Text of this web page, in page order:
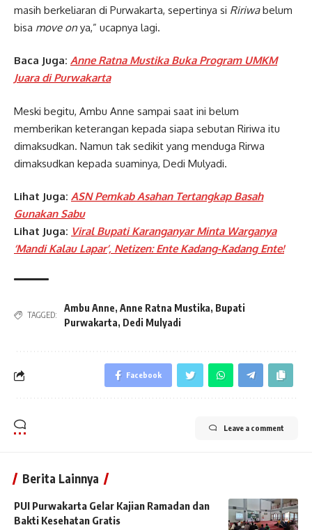
masih berkeliaran di Purwakarta, sepertinya si Ririwabelum
bisa move on ya,” ucapnya lagi.
Baca Juga: Anne Ratna Mustika Buka Program UMKM
Juara di Purwakarta
Meski begitu, Ambu Anne sampai saat ini belum
memberikan keterangan kepada siapa sebutan Ririwa itu
dimaksudkan. Namun tak sedikit yang menduga Rirwa
dimaksudkan kepada suaminya, Dedi Mulyadi.
Lihat Juga: ASN Pemkab Asahan Tertangkap Basah
Gunakan Sabu
Lihat Juga: Viral Bupati Karanganyar Minta Warganya
‘Mandi Kalau Lapar’, Netizen: Ente Kadang-Kadang Ente!
TAGGED:
Ambu Anne, Anne Ratna Mustika, Bupati
Purwakarta, Dedi Mulyadi
Facebook
Leave a comment
Berita Lainnya
PUI Purwakarta Gelar Kajian Ramadan dan
Bakti Kesehatan Gratis